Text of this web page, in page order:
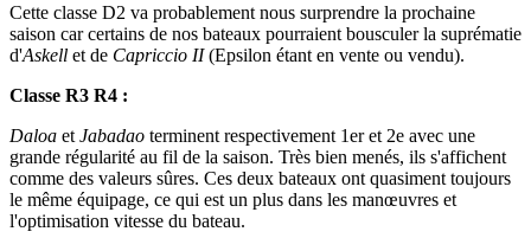
Cette classe D2 va probablement nous surprendre la prochaine
saison car certains de nos bateaux pourraient bousculer la suprématie
d'Askell et de Capriccio II(Epsilon étant en vente ou vendu).
Classe R3 R4 :
Daloa et Jabadao terminent respectivement 1er et 2e avec une
grande régularité au fil de la saison. Très bien menés, ils s'affichent
comme des valeurs sûres. Ces deux bateaux ont quasiment toujours
le même équipage, ce qui est un plus dans les manœuvres et
l'optimisation vitesse du bateau.